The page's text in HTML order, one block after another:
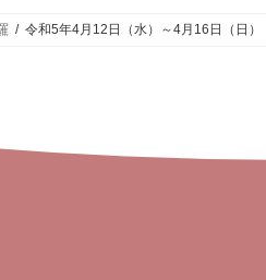
令和5年4月12日（水）～4月16日（日